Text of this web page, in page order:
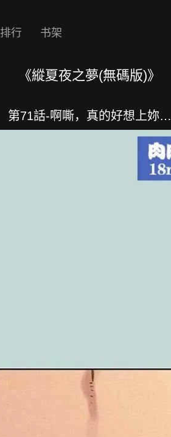
排行 书架
《縱夏夜之夢(無碼版)》
第71話-啊嘶，真的好想上妳…